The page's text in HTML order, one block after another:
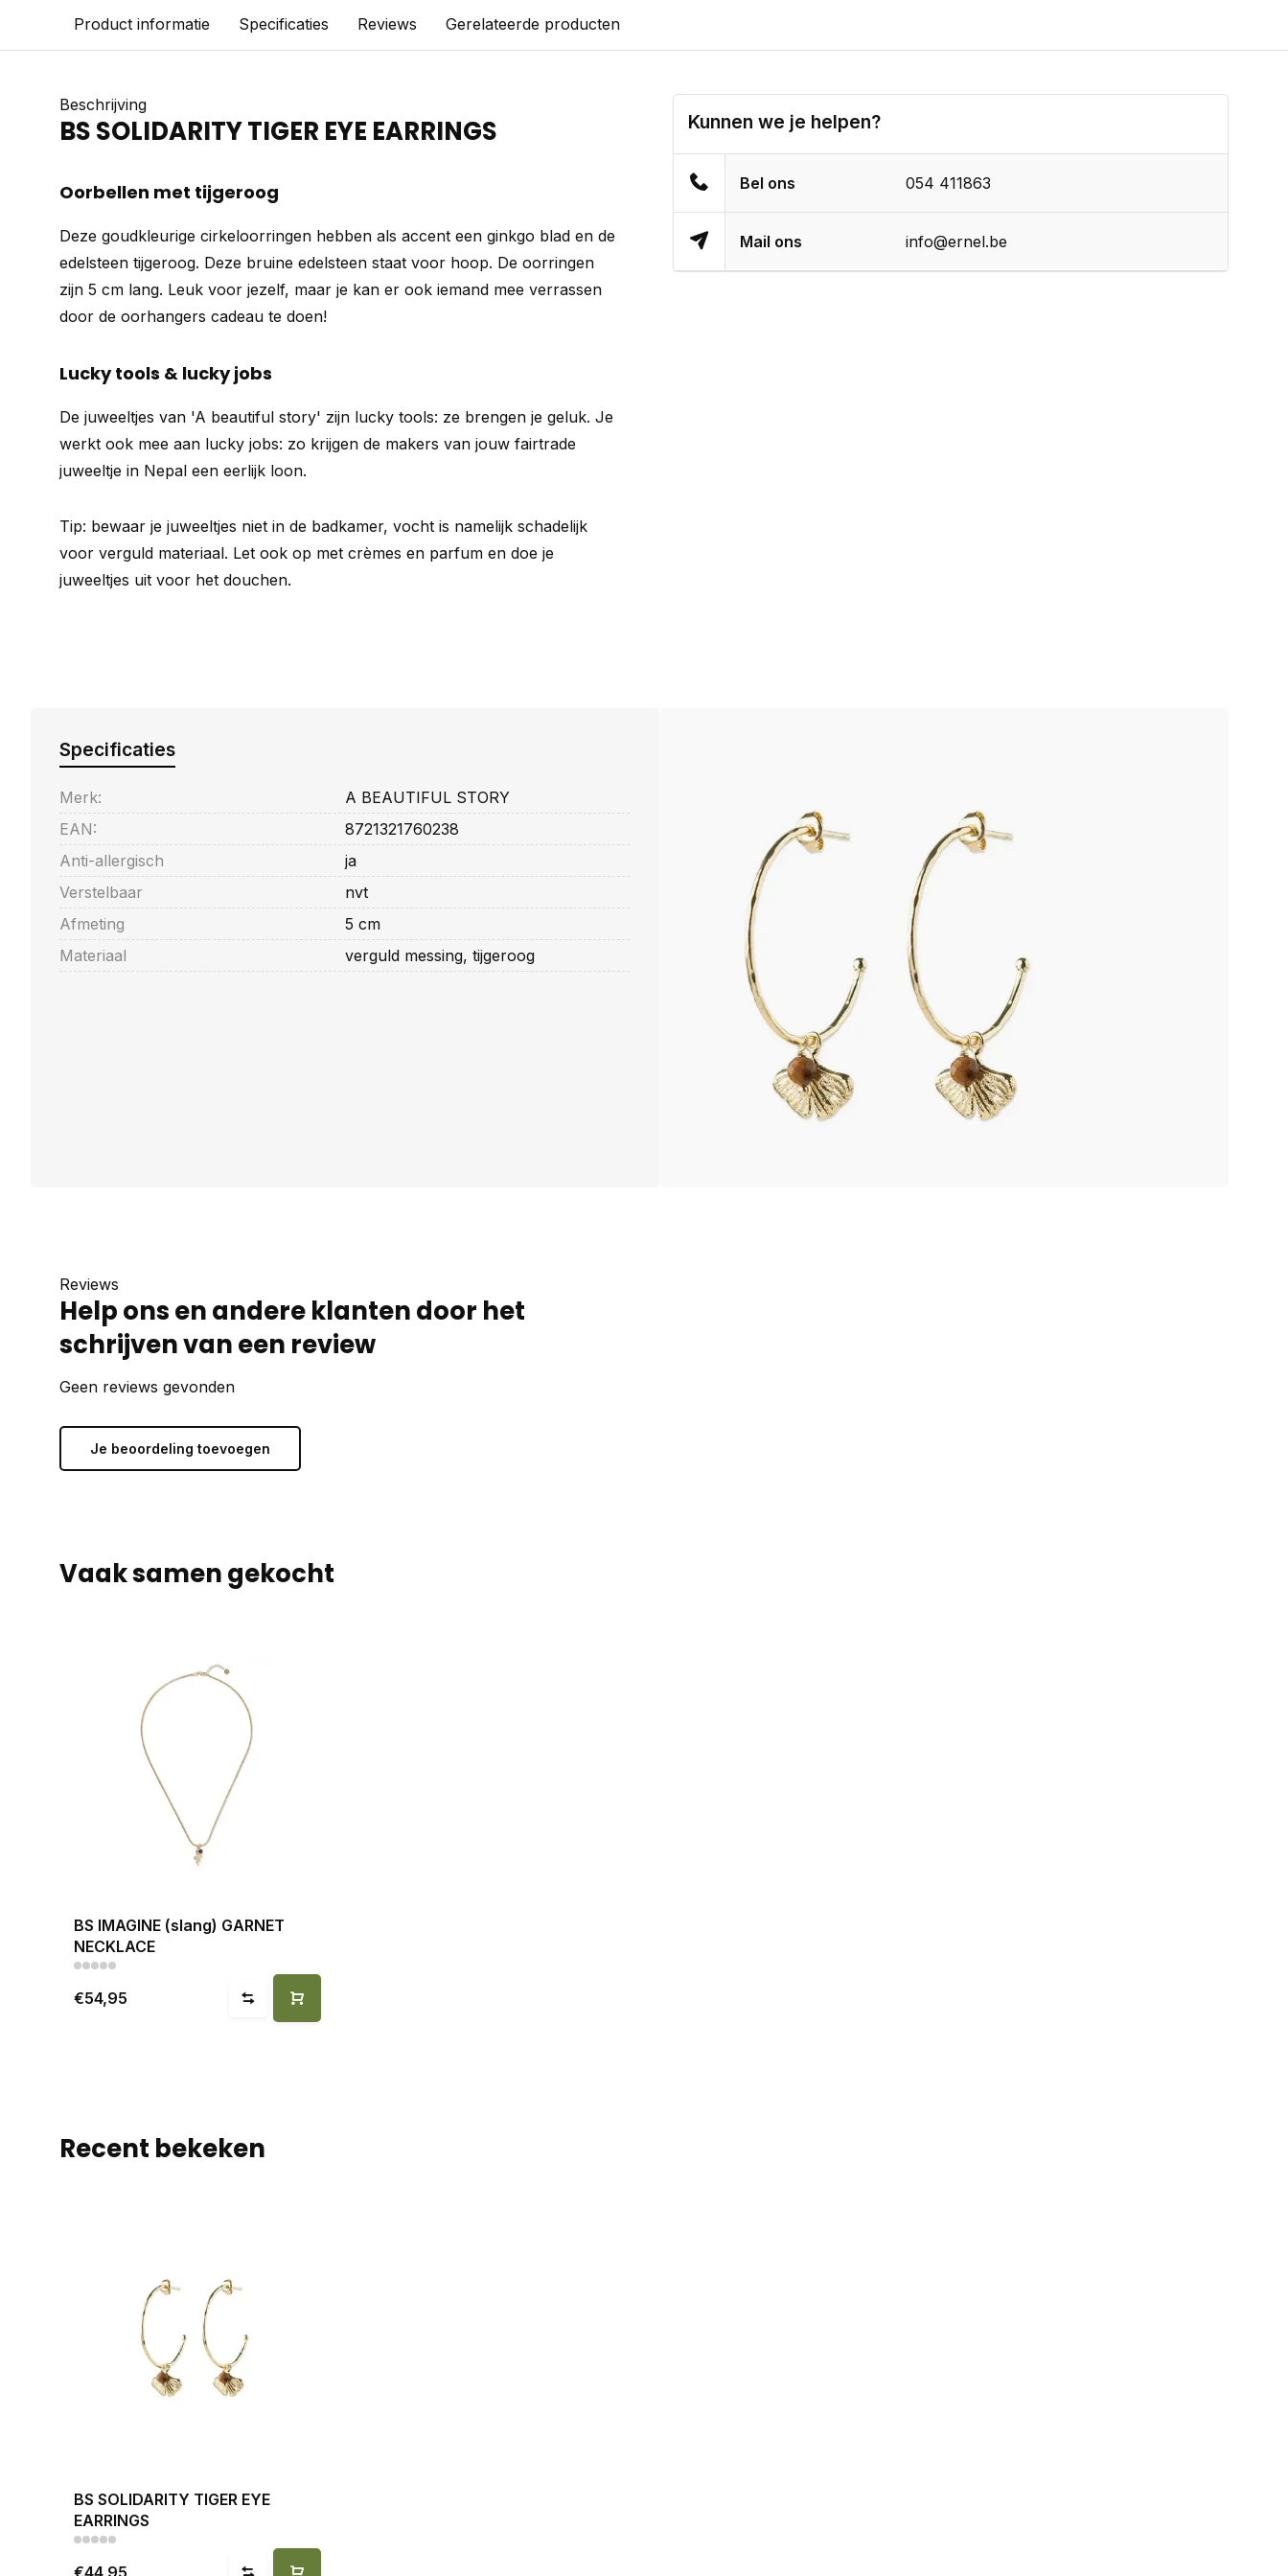
Product informatie Specificaties Reviews Gerelateerde producten
Beschrijving
BS SOLIDARITY TIGER EYE EARRINGS
Oorbellen met tijgeroog
Deze goudkleurige cirkeloorringen hebben als accent een ginkgo blad en de
edelsteen tijgeroog. Deze bruine edelsteen staat voor hoop. De oorringen
zijn 5 cm lang. Leuk voor jezelf, maar je kan er ook iemand mee verrassen
door de oorhangers cadeau te doen!
Lucky tools & lucky jobs
De juweeltjes van 'A beautiful story' zijn lucky tools: ze brengen je geluk. Je
werkt ook mee aan lucky jobs: zo krijgen de makers van jouw fairtrade
juweeltje in Nepal een eerlijk loon.
Tip: bewaar je juweeltjes niet in de badkamer, vocht is namelijk schadelijk
voor verguld materiaal. Let ook op met crèmes en parfum en doe je
juweeltjes uit voor het douchen.
Kunnen we je helpen?
Bel ons 054 411863
Mail ons info@ernel.be
Specificaties
Merk:
A BEAUTIFUL STORY
EAN:
8721321760238
Anti-allergisch
ja
Verstelbaar
nvt
Afmeting
5 cm
Materiaal
verguld messing, tijgeroog
Reviews
Help ons en andere klanten door het
schrijven van een review
Geen reviews gevonden
Je beoordeling toevoegen
Vaak samen gekocht
BS IMAGINE (slang) GARNET
NECKLACE
€54,95
Recent bekeken
BS SOLIDARITY TIGER EYE
EARRINGS
€44,95